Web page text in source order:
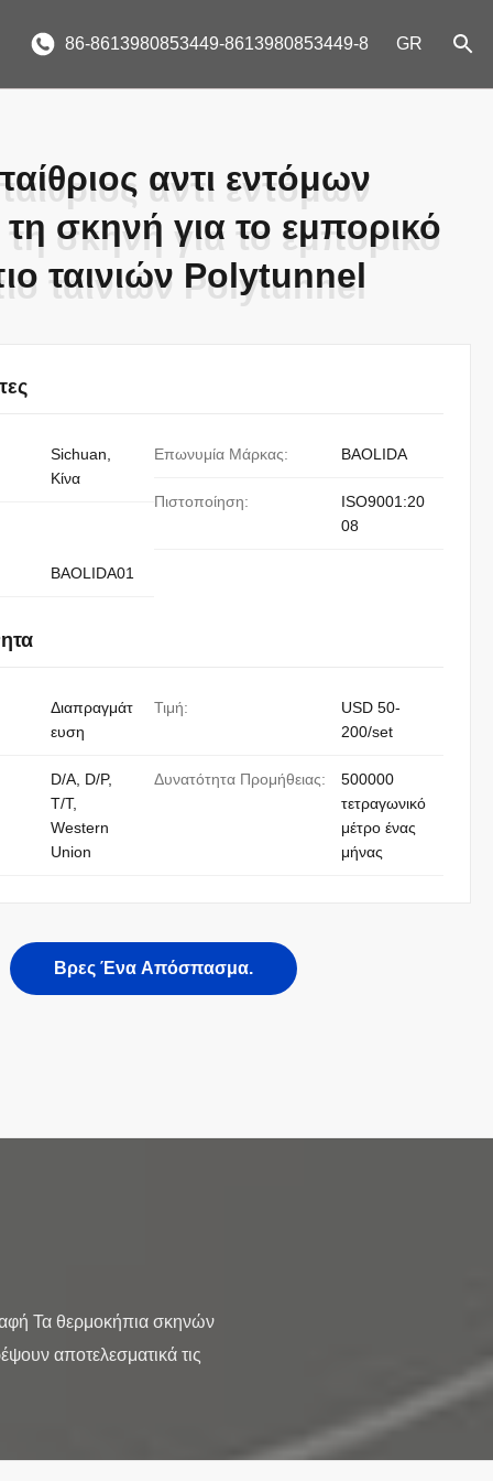
86-8613980853449-8613980853449-8 GR
αντι εντόμων
τη σκηνή για το εμπορικό
ταινιών Polytunnel
αντι εντόμων
τη σκηνή για το εμπορικό
ταινιών Polytunnel
Sichuan,
Κίνα
Επωνυμία Μάρκας: BAOLIDA
Πιστοποίηση:
ISO9001:20
08
BAOLIDA01
Διαπραγμάτ
ευση
Τιμή:
USD 50-
200/set
D/A, D/P,
T/T,
Western
Union
Δυνατότητα Προμήθειας:
500000
τετραγωνικό
μέτρο ένας
μήνας
Βρες Ένα Απόσπασμα.
Τα θερμοκήπια σκηνών
αποτελεσματικά τις